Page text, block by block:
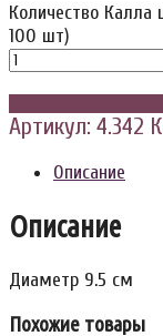
Количество
100 шт)
Артикул: 4.342
Описание
Описание
Диаметр 9.5 см
Похожие товары